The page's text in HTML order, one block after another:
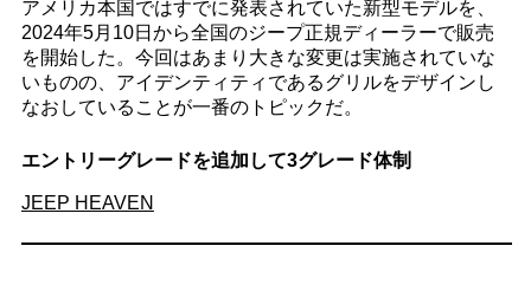
アメリカ本国ではすでに発表されていた新型モデルを、
2024年5月10日から全国のジープ正規ディーラーで販売
を開始した。今回はあまり大きな変更は実施されていな
いものの、アイデンティティであるグリルをデザインし
なおしていることが一番のトピックだ。
エントリーグレードを追加して3グレード体制
JEEP HEAVEN